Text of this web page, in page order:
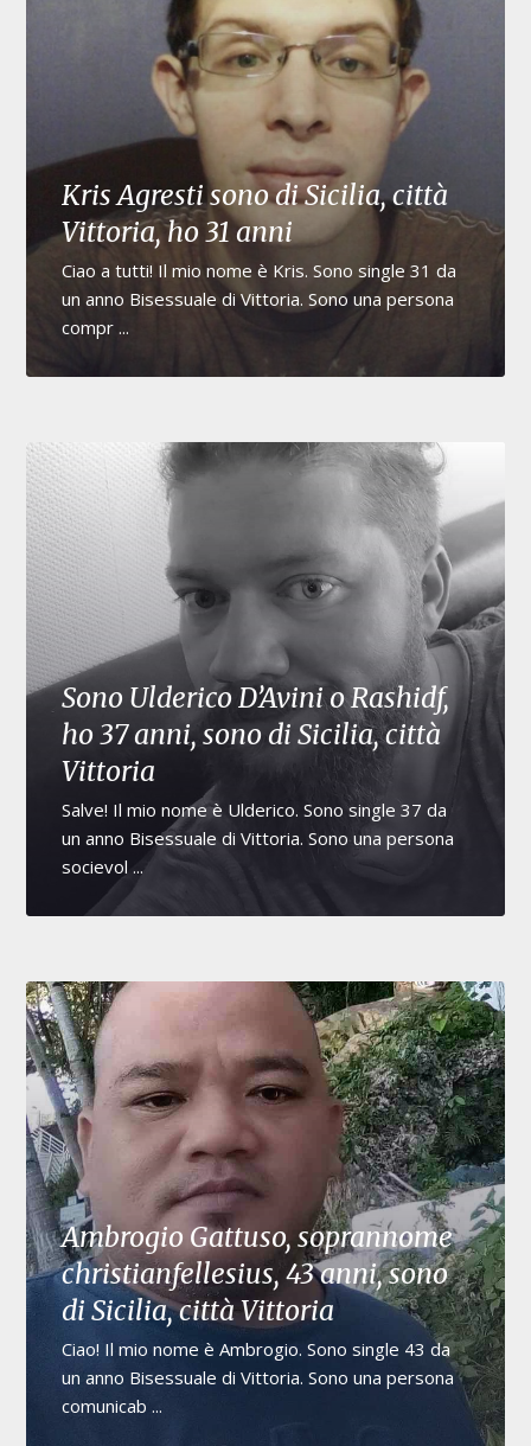
Kris Agresti sono di Sicilia, città
Vittoria, ho 31 anni
Ciao a tutti! Il mio nome è Kris. Sono single 31 da
un anno Bisessuale di Vittoria. Sono una persona
compr ...
Sono Ulderico D’Avini o Rashidf,
ho 37 anni, sono di Sicilia, città
Vittoria
Salve! Il mio nome è Ulderico. Sono single 37 da
un anno Bisessuale di Vittoria. Sono una persona
socievol ...
Ambrogio Gattuso, soprannome
christianfellesius, 43 anni, sono
di Sicilia, città Vittoria
Ciao! Il mio nome è Ambrogio. Sono single 43 da
un anno Bisessuale di Vittoria. Sono una persona
comunicab ...